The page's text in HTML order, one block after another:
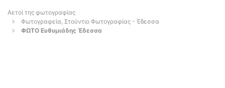
Αετοί της φωτογραφίας
Φωτογραφεία, Στούντιο Φωτογραφίας - Έδεσσα
ΦΩΤΟ Ευθυμιάδης Έδεσσα